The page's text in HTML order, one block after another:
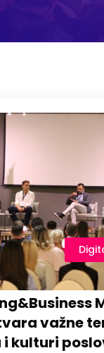
važne
i kulturi